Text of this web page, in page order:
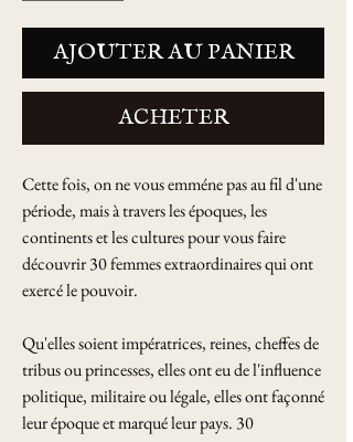
AJOUTER AU PANIER
ACHETER
Cette fois, on ne vous emméne pas au fil d'une
période, mais à travers les époques, les
continents et les cultures pour vous faire
découvrir 30 femmes extraordinaires qui ont
exercé le pouvoir.
Qu'elles soient impératrices, reines, cheffes de
tribus ou princesses, elles ont eu de l'influence
politique, militaire ou légale, elles ont façonné
leur époque et marqué leur pays. 30